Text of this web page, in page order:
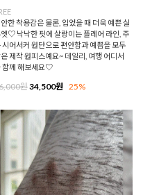
한 착용감은 물론, 입었을 때 더욱 예쁜 실
엣♡ 낙낙한 핏에 살랑이는 플레어 라인, 주
시어서커 원단으로 편안함과 예쁨을 모두
제작 원피스예요~ 데일리, 여행 어디서
함께 해보세요♡
원34,500원 25%